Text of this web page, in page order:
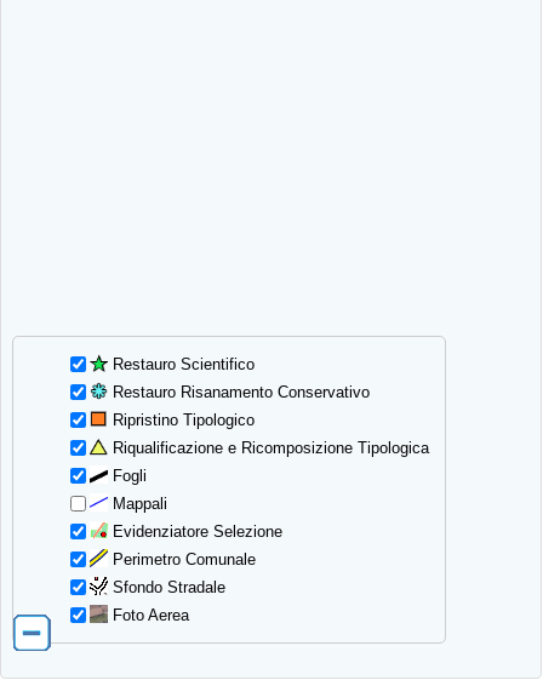
Restauro Scientifico
Restauro Risanamento Conservativo
Ripristino Tipologico
Riqualificazione e Ricomposizione Tipologica
Fogli
Mappali
Evidenziatore Selezione
Perimetro Comunale
Sfondo Stradale
Foto Aerea